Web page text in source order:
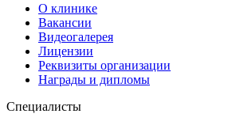
О клинике
Вакансии
Видеогалерея
Лицензии
Реквизиты организации
Награды и дипломы
Специалисты